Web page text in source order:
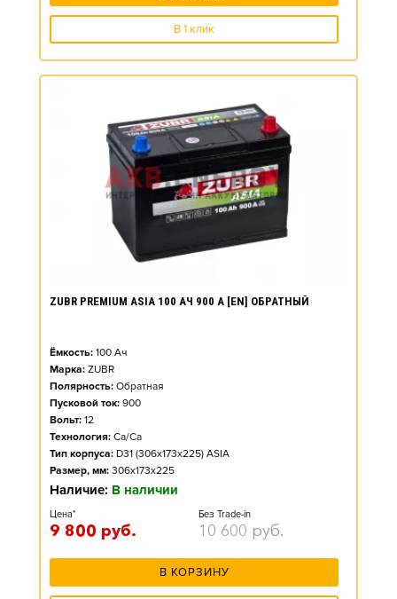
В 1 клик
ZUBR PREMIUM ASIA 100 АЧ 900 А [EN] ОБРАТНЫЙ
Ёмкость: 100 Ач
Марка: ZUBR
Полярность: Обратная
Пусковой ток: 900
Вольт: 12
Технология: Ca/Ca
Тип корпуса: D31 (306x173x225) ASIA
Размер, мм: 306x173x225
Наличие: В наличии
Цена*
9 800 руб.
Без Trade-in
10 600 руб.
В КОРЗИНУ